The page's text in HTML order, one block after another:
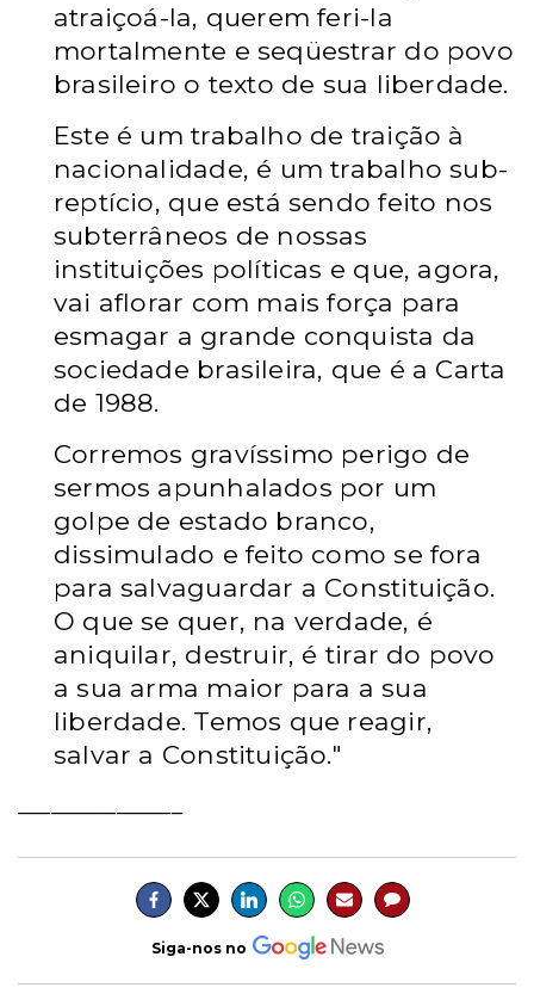
atraiçoá-la, querem feri-la
mortalmente e seqüestrar do povo
brasileiro o texto de sua liberdade.
Este é um trabalho de traição à
nacionalidade, é um trabalho sub-
reptício, que está sendo feito nos
subterrâneos de nossas
instituições políticas e que, agora,
vai aflorar com mais força para
esmagar a grande conquista da
sociedade brasileira, que é a Carta
de 1988.
Corremos gravíssimo perigo de
sermos apunhalados por um
golpe de estado branco,
dissimulado e feito como se fora
para salvaguardar a Constituição.
O que se quer, na verdade, é
aniquilar, destruir, é tirar do povo
a sua arma maior para a sua
liberdade. Temos que reagir,
salvar a Constituição."
Siga-nos no